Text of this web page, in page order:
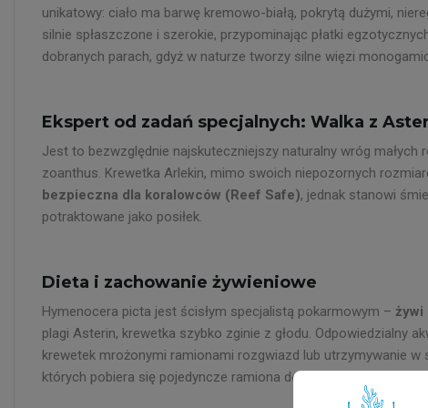
unikatowy: ciało ma barwę kremowo-białą, pokrytą dużymi,
silnie spłaszczone i szerokie, przypominając płatki
dobranych parach, gdyż w naturze tworzy silne więzi
Ekspert od zadań specjalnych: Walka z
Jest to bezwzględnie najskuteczniejszy naturalny wróg małych
zoanthus. Krewetka Arlekin, mimo swoich niepozornych
bezpieczna dla koralowców (Reef Safe), jednak stanowi
potraktowane jako posiłek.
Dieta i zachowanie żywieniowe
Hymenocera picta jest ścisłym specjalistą pokarmowym – żywi
plagi Asterin, krewetka szybko zginie z głodu. Odpowiedzialny
krewetek mrożonymi ramionami rozgwiazd lub utrzymywanie
których pobiera się pojedyncze ramiona do karmienia